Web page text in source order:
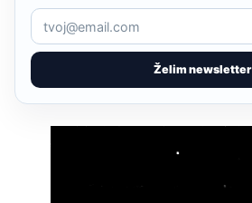
Želim newsletter